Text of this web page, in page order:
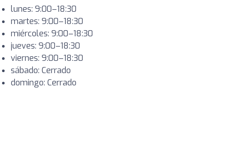
lunes: 9:00–18:30
martes: 9:00–18:30
miércoles: 9:00–18:30
jueves: 9:00–18:30
viernes: 9:00–18:30
sábado: Cerrado
domingo: Cerrado